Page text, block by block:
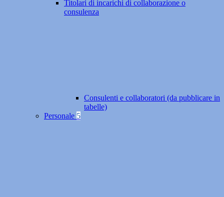
Titolari di incarichi di collaborazione o
consulenza
Consulenti e collaboratori (da pubblicare in
tabelle)
Personale 5